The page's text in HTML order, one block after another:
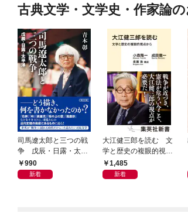
古典文学・文学史・作家論
司馬遼太郎と三つの戦
争 戊辰・日露・太平
洋990
新着
大江健三郎を読む 文
学と歴史の複眼的視点
から1,485
新着